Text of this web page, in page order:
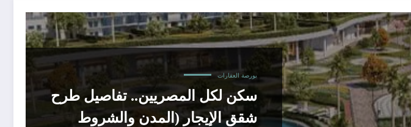
بورصة العقارات
سكن لكل المصريين.. تفاصيل طرح
شقق الإيجار (المدن والشروط